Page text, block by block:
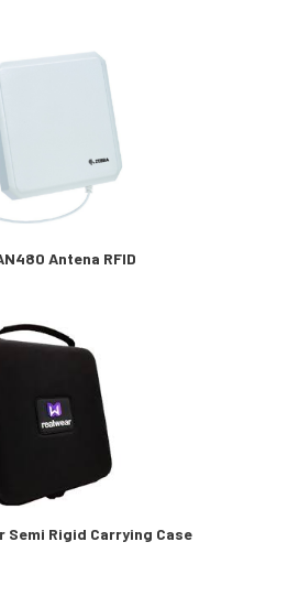
Antena RFID
Semi Rigid Carrying Case